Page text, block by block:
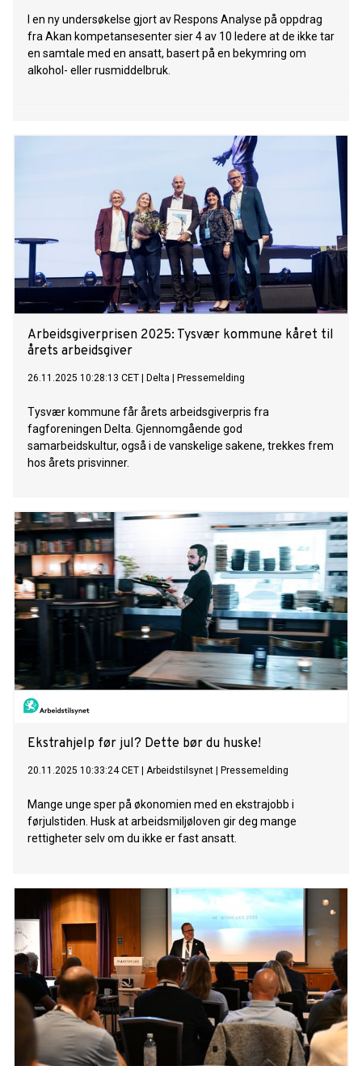
I en ny undersøkelse gjort av Respons Analyse på oppdrag
fra Akan kompetansesenter sier 4 av 10 ledere at de ikke tar
en samtale med en ansatt, basert på en bekymring om
alkohol- eller rusmiddelbruk.
Arbeidsgiverprisen 2025: Tysvær kommune kåret til
årets arbeidsgiver
26.11.2025 10:28:13 CET Delta Pressemelding
Tysvær kommune får årets arbeidsgiverpris fra
fagforeningen Delta. Gjennomgående god
samarbeidskultur, også i de vanskelige sakene, trekkes frem
hos årets prisvinner.
Ekstrahjelp før jul? Dette bør du huske!
20.11.2025 10:33:24 CET Arbeidstilsynet Pressemelding
Mange unge sper på økonomien med en ekstrajobb i
førjulstiden. Husk at arbeidsmiljøloven gir deg mange
rettigheter selv om du ikke er fast ansatt.